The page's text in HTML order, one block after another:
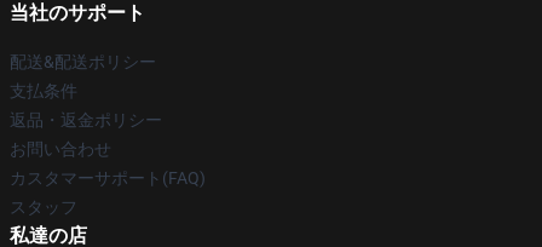
当社のサポート
配送&配送ポリシー
支払条件
返品・返金ポリシー
お問い合わせ
カスタマーサポート(FAQ)
スタッフ
私達の店